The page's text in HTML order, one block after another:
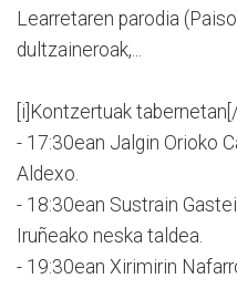
Learretaren parodia
dultzaineroak,...
[i]Kontzertuak
- 17:30ean Jalgin Orioko
Aldexo.
- 18:30ean Sustrain
Iruñeako neska taldea.
- 19:30ean Xirimirin